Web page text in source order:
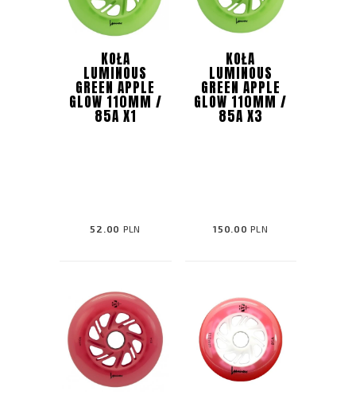
KOŁA
LUMINOUS
GREEN APPLE
GLOW 110MM /
85A X1
52.00 PLN
KOŁA
LUMINOUS
GREEN APPLE
GLOW 110MM /
85A X3
150.00 PLN